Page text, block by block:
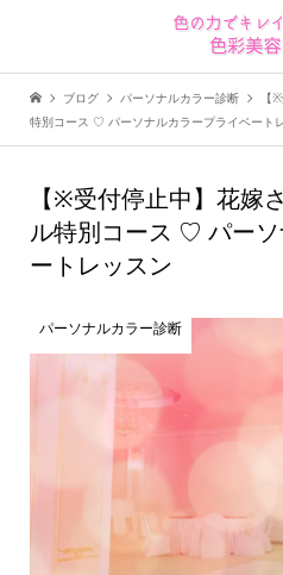
ブログ パーソナルカラー診断
【
特別コース ♡ パーソナルカラープライベート
【※受付停止中】花嫁
ル特別コース ♡ パー
ートレッスン
パーソナルカラー診断